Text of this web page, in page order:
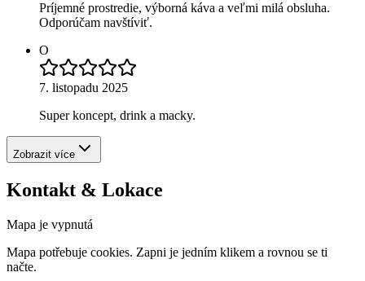
Príjemné prostredie, výborná káva a veľmi milá obsluha.
Odporúčam navštíviť.
O
7. listopadu 2025
Super koncept, drink a macky.
Zobrazit více
Kontakt & Lokace
Mapa je vypnutá
Mapa potřebuje cookies. Zapni je jedním klikem a rovnou se ti
načte.